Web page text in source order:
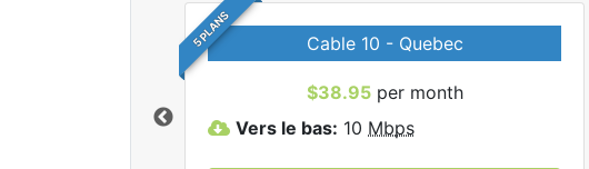
5 PLANS Cable 10 - Quebec
$38.95per month
Vers le bas: 10 Mbps